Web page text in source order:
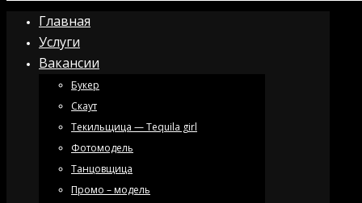
Главная
Услуги
Вакансии
Букер
Скаут
Текильщица — Tequila girl
Фотомодель
Танцовщица
Промо – модель